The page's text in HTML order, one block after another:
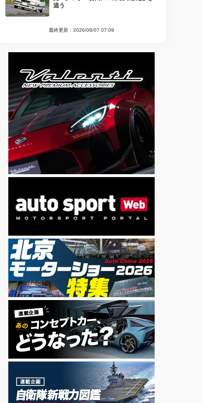
追う
最終更新：2026/08/07 07:09